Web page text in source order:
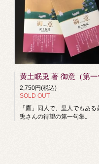
2,750円(税込)
SOLD OUT
「鷹」同人で、里人でもある
兎さんの待望の第一句集。